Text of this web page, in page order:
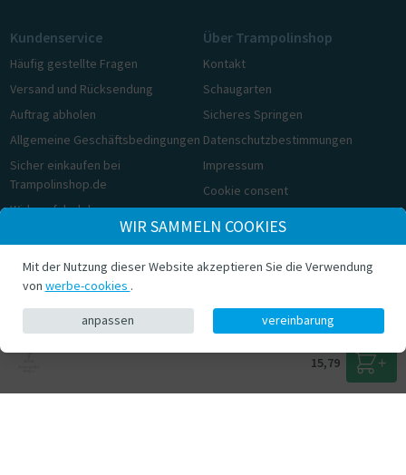
15,79
Kundenservice
Häufig gestellte Fragen
Versand und Rücksendung
Auftrag abholen
Allgemeine Geschäftsbedingungen
Sicher einkaufen bei
Trampolinshop.de
Widerrufsbelehrung
Über Trampolinshop
Kontakt
Schaugarten
Sicheres Springen
Datenschutzbestimmungen
Impressum
Cookie consent
© Trampolinshop.de 2026
WIR SAMMELN COOKIES
Mit der Nutzung dieser Website akzeptieren Sie die Verwendung
von werbe-cookies .
anpassen vereinbarung